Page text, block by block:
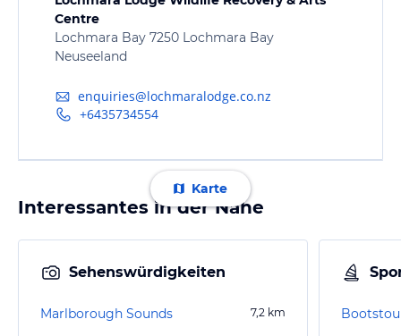
Centre
Lochmara Bay 7250 Lochmara Bay
Neuseeland
enquiries@lochmaralodge.co.nz
+6435734554
Karte
Interessantes in der Nähe
Sehenswürdigkeiten
Marlborough Sounds 7,2 km